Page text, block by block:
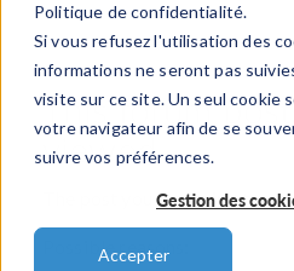
Politique de confidentialité.
Si vous refusez l'utilisation des
informations ne seront pas
visite sur ce site. Un seul cookie
votre navigateur afin de se
suivre vos préférences.
Gestion des
Accepter
This forum post
viewed
The post you are trying to
Possible reasons: